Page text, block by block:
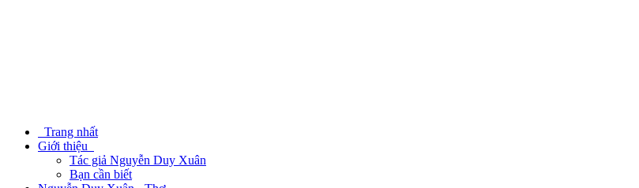
Trang nhất
Giới thiệu
Tác giả Nguyễn Duy Xuân
Bạn cần biết